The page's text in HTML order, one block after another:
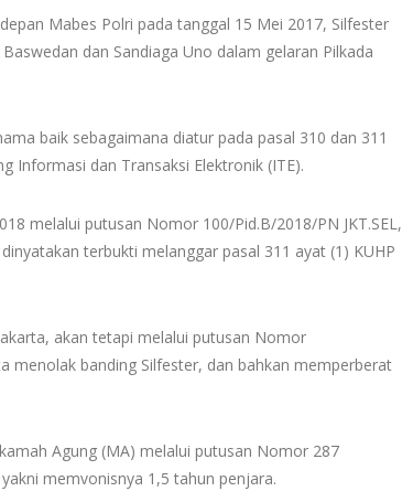
Mabes Polri pada tanggal 15 Mei 2017, Silfester
dan Sandiaga Uno dalam gelaran Pilkada
baik sebagaimana diatur pada pasal 310 dan 311
Informasi dan Transaksi Elektronik (ITE).
melalui putusan Nomor 100/Pid.B/2018/PN JKT.SEL,
terbukti melanggar pasal 311 ayat (1) KUHP
akan tetapi melalui putusan Nomor
menolak banding Silfester, dan bahkan memperberat
Agung (MA) melalui putusan Nomor 287
memvonisnya 1,5 tahun penjara.